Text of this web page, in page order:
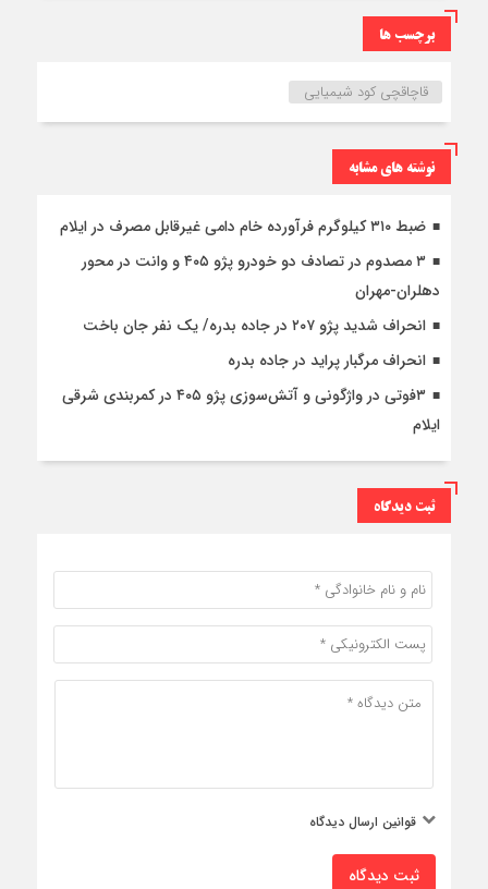
برچسب ها
قاچاقچی کود شیمیایی
نوشته های مشابه
ضبط ۳۱۰ کیلوگرم فرآورده خام دامی غیرقابل مصرف در ایلام
۳ مصدوم در تصادف دو خودرو پژو ۴۰۵ و وانت در محور
دهلران-مهران
انحراف شدید پژو ۲۰۷ در جاده بدره/ یک نفر جان باخت
انحراف مرگبار پراید در جاده بدره
۳فوتی در واژگونی و آتش‌سوزی پژو ۴۰۵ در کمربندی شرقی
ایلام
ثبت دیدگاه
قوانین ارسال دیدگاه
ثبت دیدگاه